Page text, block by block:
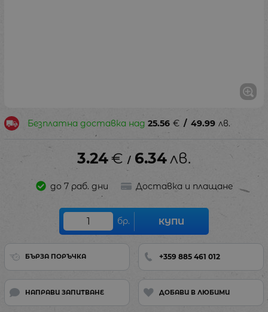
Безплатна доставка над 25.56 € / 49.99 лв.
3.24€ / 6.34лв.
до 7 раб. дни Доставка и плащане
бр. КУПИ
БЪРЗА ПОРЪЧКА +359 885 461 012
НАПРАВИ ЗАПИТВАНЕ ДОБАВИ В ЛЮБИМИ